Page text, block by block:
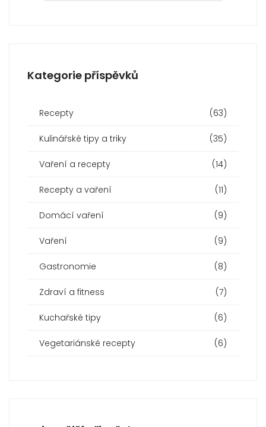
Kategorie příspěvků
Recepty (63)
Kulinářské tipy a triky (35)
Vaření a recepty (14)
Recepty a vaření (11)
Domácí vaření (9)
Vaření (9)
Gastronomie (8)
Zdraví a fitness (7)
Kuchařské tipy (6)
Vegetariánské recepty (6)